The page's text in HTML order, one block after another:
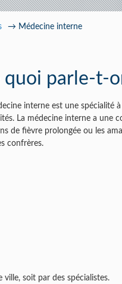
Paramédical
→ Médecine interne
quoi parle-t-
interne est une spécialité
La médecine interne a une
de fièvre prolongée ou les
confrères.
soit par des spécialistes.